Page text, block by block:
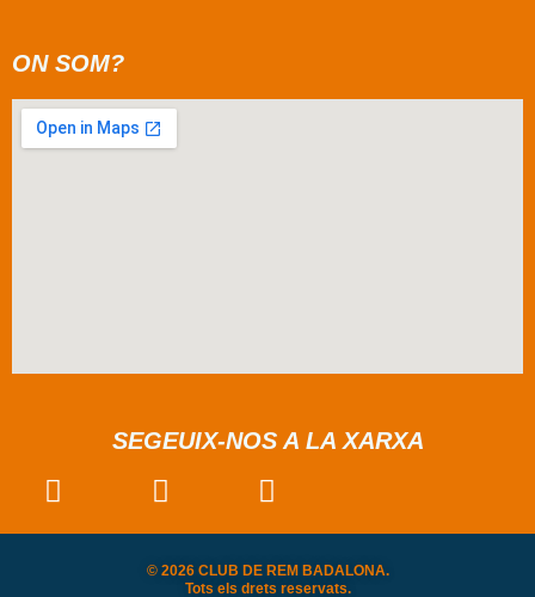
ON SOM?
SEGEUIX-NOS A LA XARXA
© 2026 CLUB DE REM BADALONA.
Tots els drets reservats.